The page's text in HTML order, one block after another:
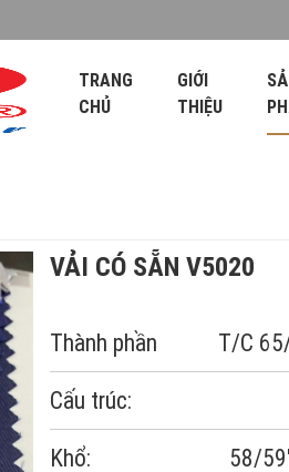
TRANG
CHỦ
GIỚI
THIỆU
VẢI CÓ SẴN V5020
Thành phần T/C
Cấu trúc:
Khổ: 58/